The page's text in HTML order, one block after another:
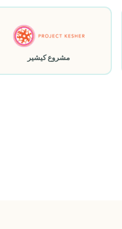
مشروع كيشير